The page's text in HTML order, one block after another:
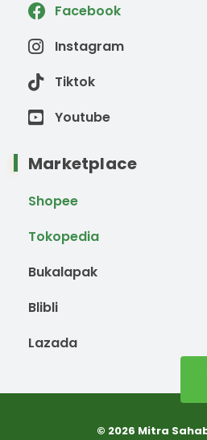
Facebook
Instagram
Tiktok
Youtube
Marketplace
Shopee
Tokopedia
Bukalapak
Blibli
Lazada
© 2026 Mitra